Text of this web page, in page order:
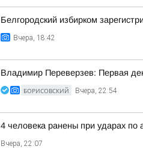
Белгородский избирком
Вчера, 18:42
Владимир Переверзев: Первая
БОРИСОВСКИЙ Вчера, 22:54
4 человека ранены при ударах по
Вчера, 22:07